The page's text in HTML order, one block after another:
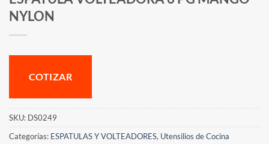
NYLON
COTIZAR
SKU: DS0249
Categorías: ESPATULAS Y VOLTEADORES, Utensilios de Cocina